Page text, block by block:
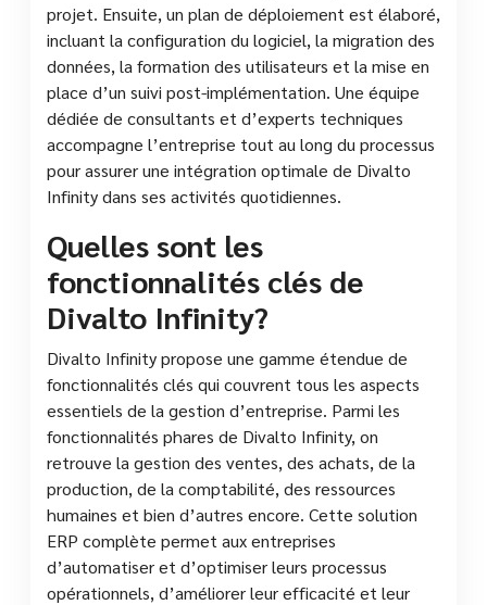
projet. Ensuite, un plan de déploiement est élaboré,
incluant la configuration du logiciel, la migration des
données, la formation des utilisateurs et la mise en
place d’un suivi post-implémentation. Une équipe
dédiée de consultants et d’experts techniques
accompagne l’entreprise tout au long du processus
pour assurer une intégration optimale de Divalto
Infinity dans ses activités quotidiennes.
Quelles sont les
fonctionnalités clés de
Divalto Infinity?
Divalto Infinity propose une gamme étendue de
fonctionnalités clés qui couvrent tous les aspects
essentiels de la gestion d’entreprise. Parmi les
fonctionnalités phares de Divalto Infinity, on
retrouve la gestion des ventes, des achats, de la
production, de la comptabilité, des ressources
humaines et bien d’autres encore. Cette solution
ERP complète permet aux entreprises
d’automatiser et d’optimiser leurs processus
opérationnels, d’améliorer leur efficacité et leur